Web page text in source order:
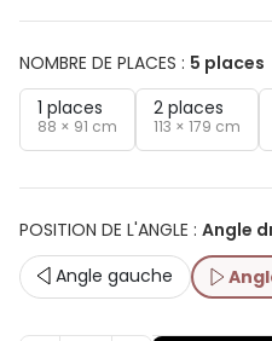
NOMBRE DE PLACES : 5 places
1 places
88 × 91 cm
2 places
113 × 179 cm
POSITION DE L'ANGLE : Angle
Angle gauche